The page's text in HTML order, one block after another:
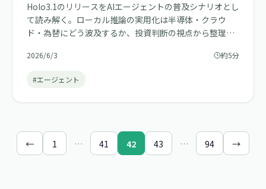
Holo3.1のリリースをAIエージェントの普及シナリオとし
て読み解く。ローカル推論の実用化は半導体・クラウ
ド・為替にどう波及するか、投資判断の視点から整理す
2026/6/3 約5分
#エージェント
← 1 … 41 42 43 … 94 →